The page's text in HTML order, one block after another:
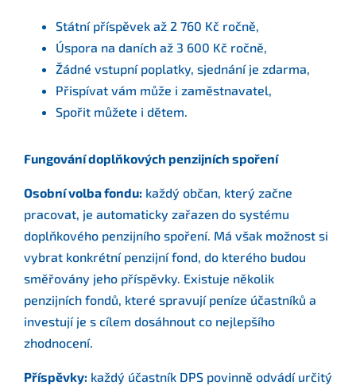
Státní příspěvek až 2 760 Kč ročně,
Úspora na daních až 3 600 Kč ročně,
Žádné vstupní poplatky, sjednání je zdarma,
Přispívat vám může i zaměstnavatel,
Spořit můžete i dětem.
Fungování doplňkových penzijních spoření
Osobní volba fondu: každý občan, který začne
pracovat, je automaticky zařazen do systému
doplňkového penzijního spoření. Má však možnost si
vybrat konkrétní penzijní fond, do kterého budou
směřovány jeho příspěvky. Existuje několik
penzijních fondů, které spravují peníze účastníků a
investují je s cílem dosáhnout co nejlepšího
zhodnocení.
Příspěvky: každý účastník DPS povinně odvádí určitý